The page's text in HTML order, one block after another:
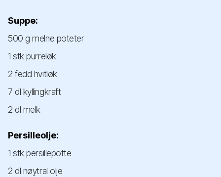
Suppe:
500 g melne poteter
1 stk purreløk
2 fedd hvitløk
7 dl kyllingkraft
2 dl melk
Persilleolje:
1 stk persillepotte
2 dl nøytral olje